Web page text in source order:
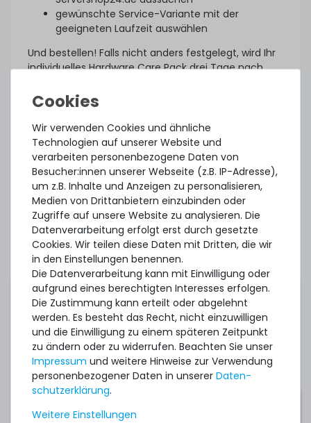
gewünschte Service-Variante mit der
geeigneten Laufzeit auswählen
Und bestellen! Falls nicht anders festgelegt, wird Ihr
individuelles Hardware Care Pack drei Tage nach
Was noch?
Das angebotene Hardware Care Pack erweitert Ihren
Schutz. Ihre gesetzlichen Gewährleistungsrechte
und ggf. am Artikel vorhandene Garantien bleiben
davon unberührt. Sie erhalten im Falle eines
Problems, unabhängig, ob ein Servicefall eintritt
oder ob das Hardware Care Pack in Anspruch
genommen wird, im Rahmen der jeweiligen
Regelungen natürlich unsere Unterstützung.
Dieses Hardware Care Pack ist gültig nur in
Verbindung mit einem von uns angebotenem
Server. Sofern Sie ihre bestehende Systeme
absichern möchten, können Sie gerne ein
individuelles Angebot für ein Hardware Care Pack bei
uns einholen.
Servicepartner
Wir verwenden Cookies und ähnliche
Technologien auf unserer Website und
verarbeiten personenbezogene Daten von
Besucher:innen unserer Webseite (z.B. IP-Adresse),
um z.B. Inhalte und Anzeigen zu personalisieren,
Medien von Drittanbietern einzubinden oder
Zugriffe auf unsere Website zu analysieren. Die
Datenverarbeitung erfolgt erst durch gesetzte
Cookies. Wir teilen diese Daten mit Dritten, die wir
in den Einstellungen benennen.
Die Datenverarbeitung kann mit Einwilligung oder
aufgrund eines berechtigten Interesses erfolgen.
Die Zustimmung kann erteilt oder abgelehnt
werden. Es besteht das Recht, nicht einzuwilligen
und die Einwilligung zu einem späteren Zeitpunkt
zu ändern oder zu widerrufen. Beachten Sie unser
Impressum und weitere Hinweise zur Verwendung
personenbezogener Daten in unserer Daten­
schutz­erklärung.
Weitere Einstellungen